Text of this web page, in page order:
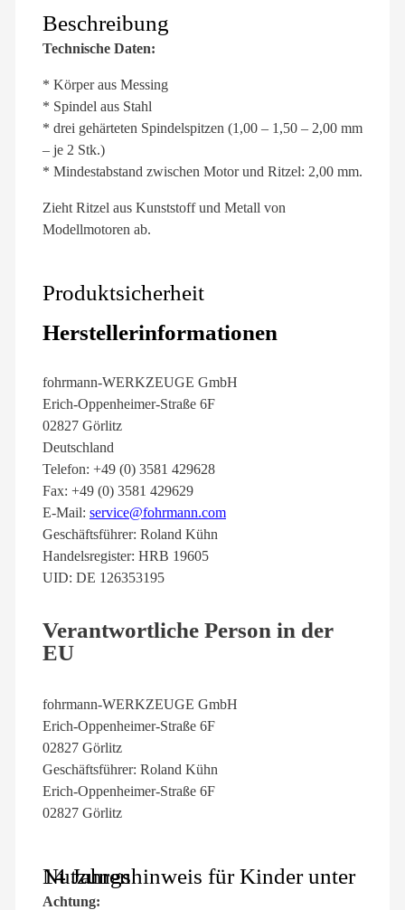
Beschreibung
Technische Daten:
* Körper aus Messing
* Spindel aus Stahl
* drei gehärteten Spindelspitzen (1,00 – 1,50 – 2,00 mm
– je 2 Stk.)
* Mindestabstand zwischen Motor und Ritzel: 2,00 mm.
Zieht Ritzel aus Kunststoff und Metall von
Modellmotoren ab.
Produktsicherheit
Herstellerinformationen
fohrmann-WERKZEUGE GmbH
Erich-Oppenheimer-Straße 6F
02827 Görlitz
Deutschland
Telefon: +49 (0) 3581 429628
Fax: +49 (0) 3581 429629
E-Mail: service@fohrmann.com
Geschäftsführer: Roland Kühn
Handelsregister: HRB 19605
UID: DE 126353195
Verantwortliche Person in der
EU
fohrmann-WERKZEUGE GmbH
Erich-Oppenheimer-Straße 6F
02827 Görlitz
Geschäftsführer: Roland Kühn
Erich-Oppenheimer-Straße 6F
02827 Görlitz
Nutzungshinweis für Kinder unter 14 Jahren
Achtung: